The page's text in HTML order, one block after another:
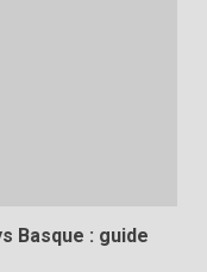
Basque : guide